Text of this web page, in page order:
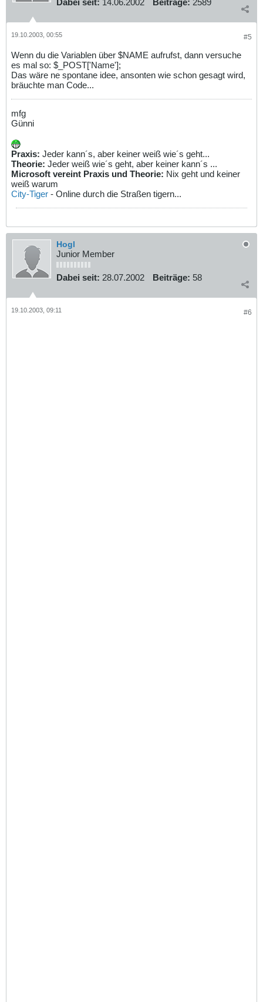
Dabei seit: 14.06.2002 Beiträge: 2589
#5
19.10.2003, 00:55
Wenn du die Variablen über $NAME aufrufst, dann versuche
es mal so: $_POST['Name'];
Das wäre ne spontane idee, ansonten wie schon gesagt wird,
bräuchte man Code...
mfg
Günni
Praxis: Jeder kann´s, aber keiner weiß wie´s geht...
Theorie: Jeder weiß wie´s geht, aber keiner kann´s ...
Microsoft vereint Praxis und Theorie: Nix geht und keiner
weiß warum
City-Tiger - Online durch die Straßen tigern...
Hogl
Junior Member
Dabei seit: 28.07.2002 Beiträge: 58
#6
19.10.2003, 09:11